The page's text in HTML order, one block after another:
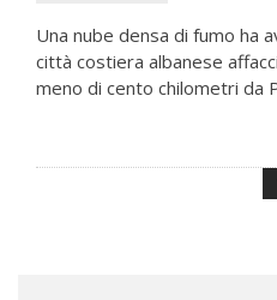
Una nube densa di fumo ha
città costiera albanese
meno di cento chilometri da